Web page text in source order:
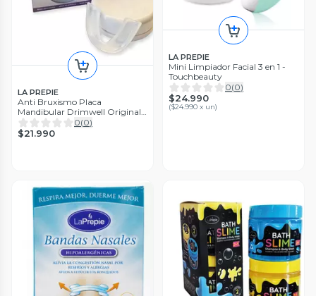
LA PREPIE
Anti Bruxismo Placa
Mandibular Drimwell Original -
Bruxismo
0(0)
$21.990
LA PREPIE
Mini Limpiador Facial 3 en 1 -
Touchbeauty
0(0)
$24.990
($24.990 x un)